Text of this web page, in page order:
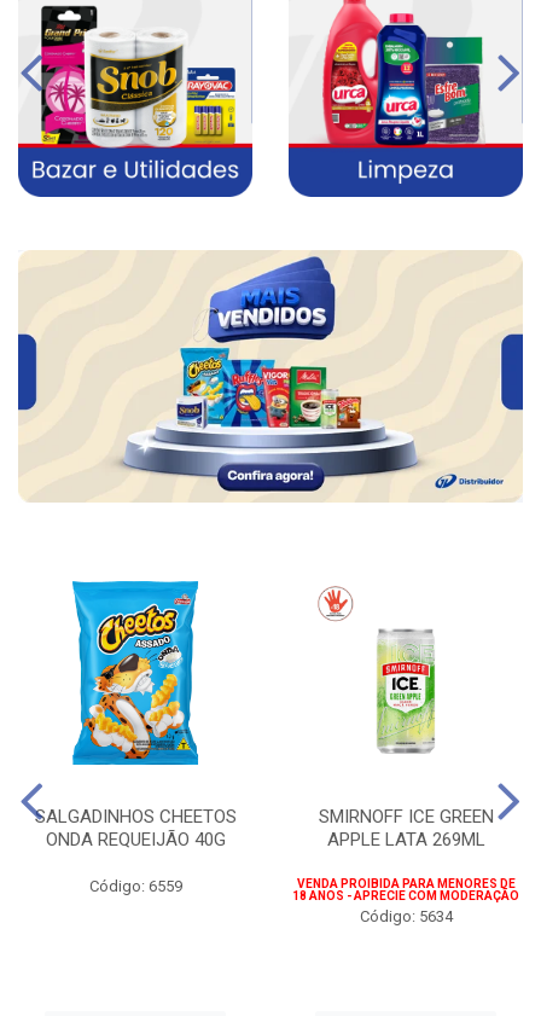
SALGADINHOS CHEETOS
ONDA REQUEIJÃO 40G
Código: 6559
SMIRNOFF ICE GREEN
APPLE LATA 269ML
VENDA PROIBIDA PARA MENORES DE
18 ANOS - APRECIE COM MODERAÇÃO
Código: 5634